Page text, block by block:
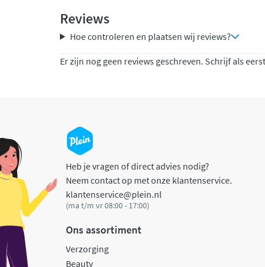
Reviews
Hoe controleren en plaatsen wij reviews?
Er zijn nog geen reviews geschreven. Schrijf als
Heb je vragen of direct advies nodig?
Neem contact op met onze klantenservice.
klantenservice@plein.nl
(ma t/m vr 08:00 - 17:00)
Ons assortiment
Verzorging
Beauty